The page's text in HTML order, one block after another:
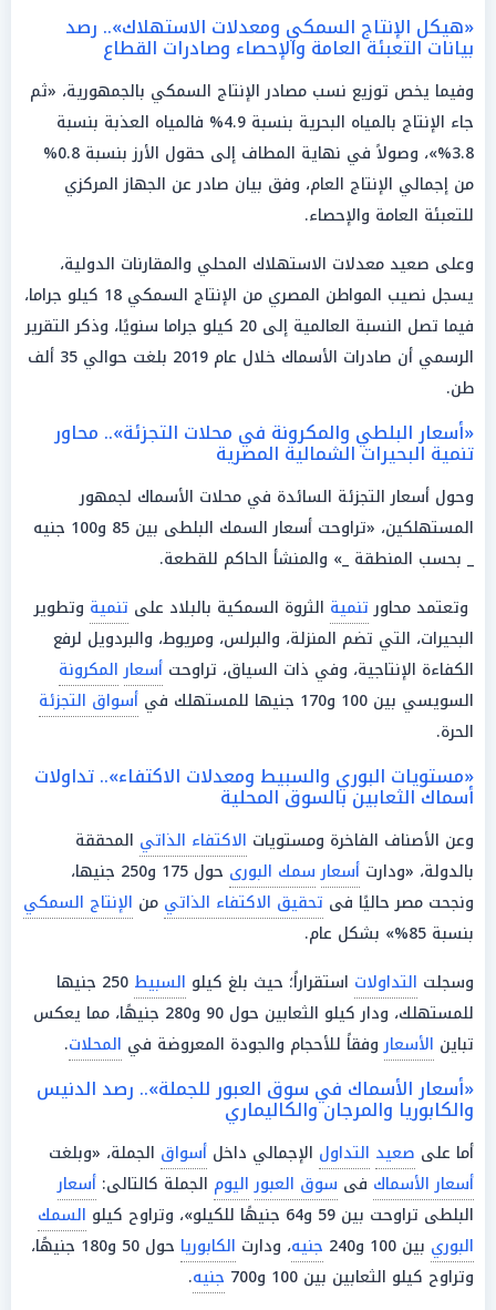
«هيكل الإنتاج السمكي ومعدلات الاستهلاك».. رصد
بيانات التعبئة العامة والإحصاء وصادرات القطاع
وفيما يخص توزيع نسب مصادر الإنتاج السمكي بالجمهورية، «ثم
جاء الإنتاج بالمياه البحرية بنسبة 4.9% فالمياه العذبة بنسبة
3.8%»، وصولاً في نهاية المطاف إلى حقول الأرز بنسبة 0.8%
من إجمالي الإنتاج العام، وفق بيان صادر عن الجهاز المركزي
للتعبئة العامة والإحصاء.
وعلى صعيد معدلات الاستهلاك المحلي والمقارنات الدولية،
يسجل نصيب المواطن المصري من الإنتاج السمكي 18 كيلو جراما،
فيما تصل النسبة العالمية إلى 20 كيلو جراما سنويًا، وذكر التقرير
الرسمي أن صادرات الأسماك خلال عام 2019 بلغت حوالي 35 ألف
طن.
«أسعار البلطي والمكرونة في محلات التجزئة».. محاور
تنمية البحيرات الشمالية المصرية
وحول أسعار التجزئة السائدة في محلات الأسماك لجمهور
المستهلكين، «تراوحت أسعار السمك البلطى بين 85 و100 جنيه
_ بحسب المنطقة _» والمنشأ الحاكم للقطعة.
وتعتمد محاورتنمية الثروة السمكية بالبلاد على تنمية وتطوير
البحيرات، التي تضم المنزلة، والبرلس، ومريوط، والبردويل لرفع
الكفاءة الإنتاجية، وفي ذات السياق، تراوحت أسعار المكرونة
السويسي بين 100 و170 جنيها للمستهلك في
أسواق التجزئة
الحرة.
«مستويات البوري والسبيط ومعدلات الاكتفاء».. تداولات
أسماك الثعابين بالسوق المحلية
وعن الأصناف الفاخرة ومستويات الاكتفاء الذاتي المحققة
بالدولة، «ودارت أسعار سمك البورى
حول 175 و250 جنيها،
ونجحت مصر حاليًا فى تحقيق الاكتفاء الذاتي من الإنتاج السمكي
بنسبة 85%» بشكل عام.
وسجلت التداولات استقراراً؛ حيث بلغ كيلو السبيط
250 جنيها
للمستهلك، ودار كيلو الثعابين حول 90 و280 جنيهًا، مما يعكس
تباين الأسعاروفقاً للأحجام والجودة المعروضة في المحلات.
«أسعار الأسماك في سوق العبور للجملة».. رصد الدنيس
والكابوريا والمرجان والكاليماري
أما على صعيد التداول الإجمالي داخل أسواق الجملة، «وبلغت
أسعار الأسماك فى سوق العبور اليوم الجملة كالتالى: أسعار
البلطى تراوحت بين 59 و64 جنيهًا للكيلو»، وتراوح كيلو
السمك
البوري بين 100 و240 جنيه، ودارت الكابوريا
حول 50 و180 جنيهًا،
وتراوح كيلو الثعابين بين 100 و700
جنيه.